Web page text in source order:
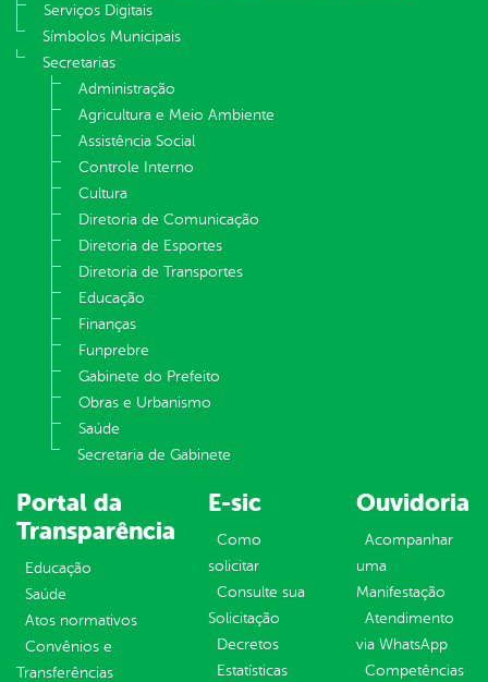
Serviços Digitais
Símbolos Municipais
Secretarias
Administração
Agricultura e Meio Ambiente
Assistência Social
Controle Interno
Cultura
Diretoria de Comunicação
Diretoria de Esportes
Diretoria de Transportes
Educação
Finanças
Funprebre
Gabinete do Prefeito
Obras e Urbanismo
Saúde
Secretaria de Gabinete
Portal da
Transparência
Educação
Saúde
Atos normativos
Convênios e
Transferências
E-sic
Como
solicitar
Consulte sua
Solicitação
Decretos
Estatísticas
Ouvidoria
Acompanhar
uma
Manifestação
Atendimento
via WhatsApp
Competências